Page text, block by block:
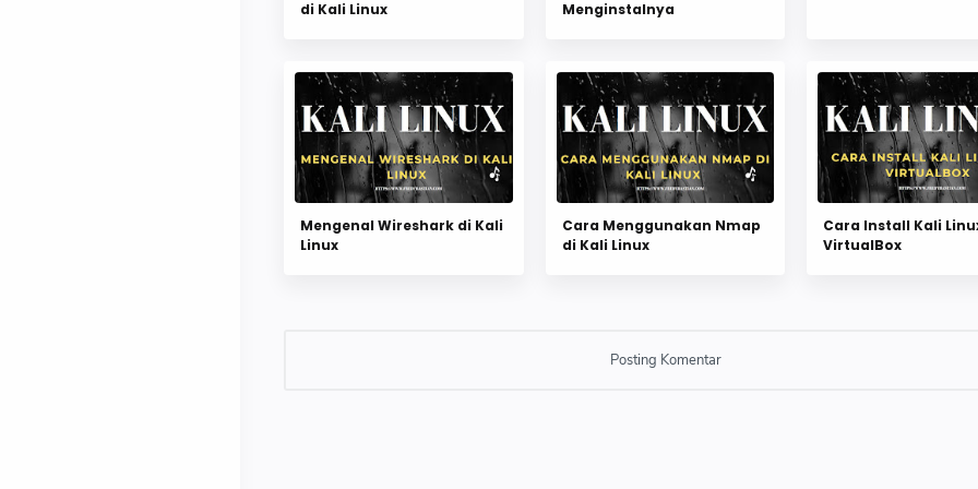
di Kali Linux Menginstalnya
Mengenal Wireshark di Kali
Linux
Cara Menggunakan Nmap
di Kali Linux
Cara Install Kali
VirtualBox
Posting Komentar